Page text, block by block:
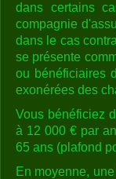
dans certains
compagnie
dans le cas
se présente
ou bénéficiaires
exonérées des
Vous bénéficiez
à 12 000 € par
65 ans (plafond
En moyenne,